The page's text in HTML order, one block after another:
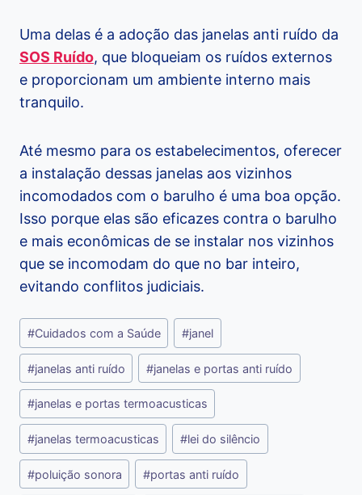
Uma delas é a adoção das janelas anti ruído da
SOS Ruído, que bloqueiam os ruídos externos
e proporcionam um ambiente interno mais
tranquilo.
Até mesmo para os estabelecimentos, oferecer
a instalação dessas janelas aos vizinhos
incomodados com o barulho é uma boa opção.
Isso porque elas são eficazes contra o barulho
e mais econômicas de se instalar nos vizinhos
que se incomodam do que no bar inteiro,
evitando conflitos judiciais.
Tags
do
Post:
#Cuidados com a Saúde #janel
#janelas anti ruído #janelas e portas anti ruído
#janelas e portas termoacusticas
#janelas termoacusticas #lei do silêncio
#poluição sonora #portas anti ruído